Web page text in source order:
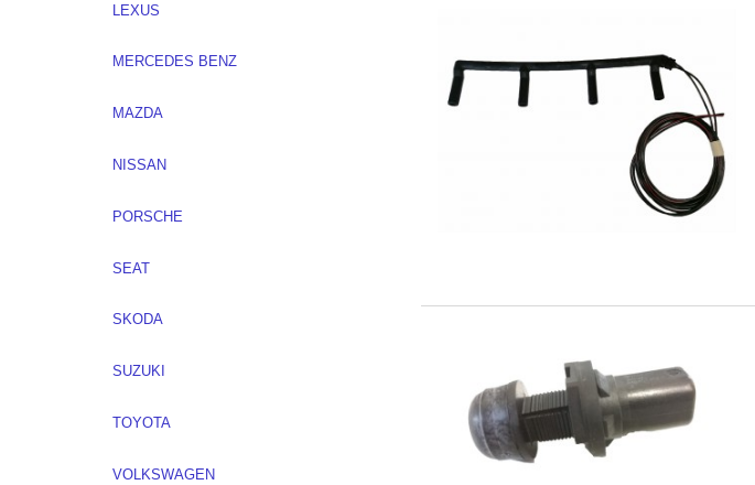
LEXUS
MERCEDES BENZ
MAZDA
NISSAN
PORSCHE
SEAT
SKODA
SUZUKI
TOYOTA
VOLKSWAGEN